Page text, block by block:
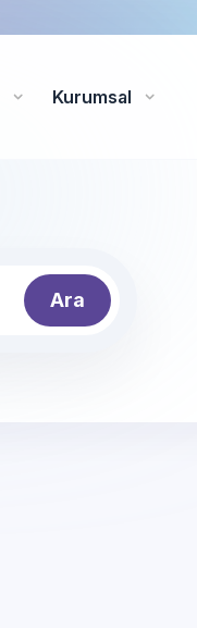
Kurumsal
Ara